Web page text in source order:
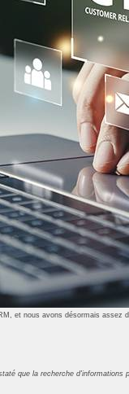
et nous avons désormais
que la recherche